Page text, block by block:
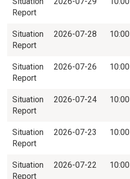
Report
Situation
Report
2026-07-28 10:00
Situation
Report
2026-07-26 10:00
Situation
Report
2026-07-24 10:00
Situation
Report
2026-07-23 10:00
Situation
Report
2026-07-22 10:00